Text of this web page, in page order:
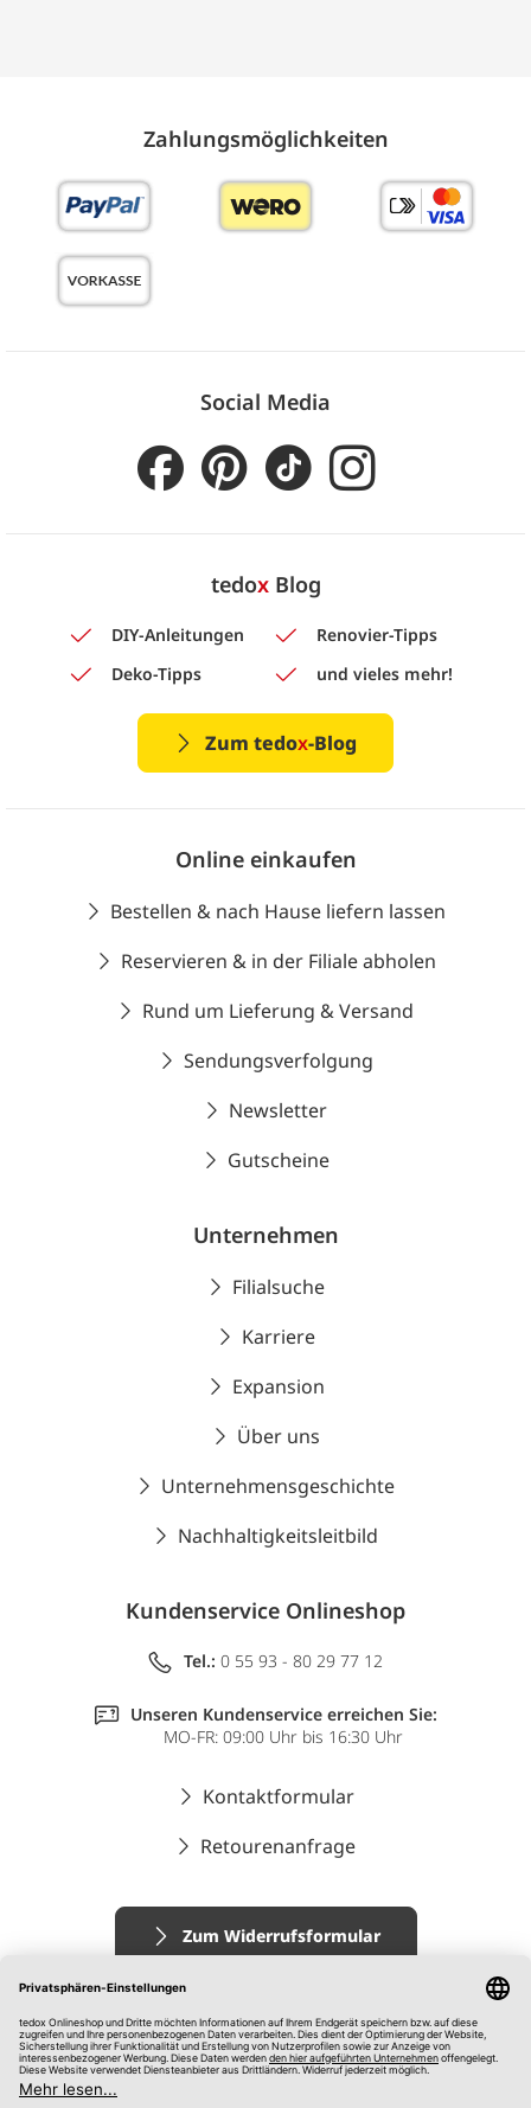
Zahlungs­möglich­keiten
Social Media
tedoxBlog
DIY-Anleitungen
Renovier-Tipps
Deko-Tipps
und vieles mehr!
Zum tedox-Blog
Online einkaufen
Bestellen & nach Hause liefern lassen
Reservieren & in der Filiale abholen
Rund um Lieferung & Versand
Sendungsverfolgung
Newsletter
Gutscheine
Unternehmen
Filialsuche
Karriere
Expansion
Über uns
Unternehmensgeschichte
Nachhaltigkeitsleitbild
Kundenservice Onlineshop
Tel.: 0 55 93 - 80 29 77 12
Unseren Kundenservice erreichen Sie:
MO-FR: 09:00 Uhr bis 16:30 Uhr
Kontaktformular
Retourenanfrage
Zum Widerrufsformular
Impressum
AGB